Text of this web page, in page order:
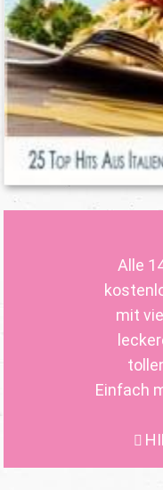
Alle
mit
Einfach